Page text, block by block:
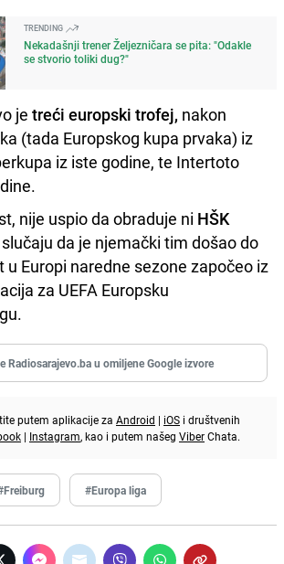
TRENDING
Nekadašnji trener Željezničara se pita: "Odakle
se stvorio toliki dug?"
je treći europski trofej, nakon
(tada Europskog kupa prvaka) iz
iz iste godine, te Intertoto
nije uspio da obraduje ni HŠK
da je njemački tim došao do
u Europi naredne sezone započeo iz
za UEFA Europsku
Radiosarajevo.ba u omiljene Google izvore
putem aplikacije za Android | iOS i društvenih
| Instagram, kao i putem našeg ViberChata.
#Europa liga